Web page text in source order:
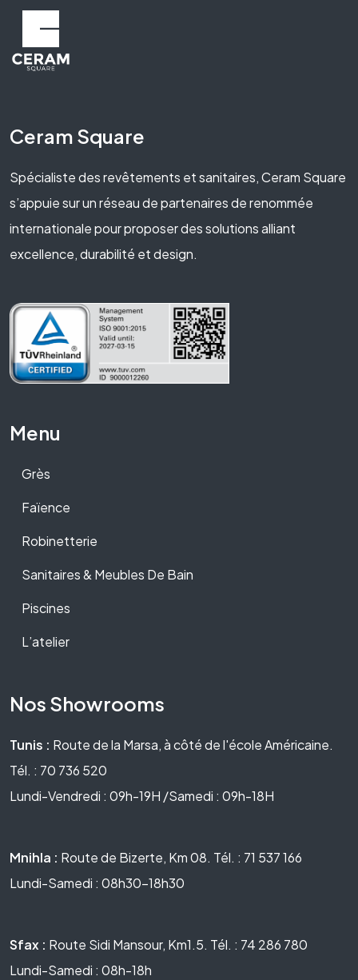
Ceram Square
Spécialiste des revêtements et sanitaires, Ceram Square
s’appuie sur un réseau de partenaires de renommée
internationale pour proposer des solutions alliant
excellence, durabilité et design.
Menu
Grès
Faïence
Robinetterie
Sanitaires & Meubles De Bain
Piscines
L’atelier
Nos Showrooms
Tunis : Route de la Marsa, à côté de l'école Américaine.
Tél. : 70 736 520
Lundi-Vendredi : 09h-19H /Samedi : 09h-18H
Mnihla : Route de Bizerte, Km 08. Tél. : 71 537 166
Lundi-Samedi : 08h30-18h30
Sfax : Route Sidi Mansour, Km1.5. Tél. : 74 286 780
Lundi-Samedi : 08h-18h